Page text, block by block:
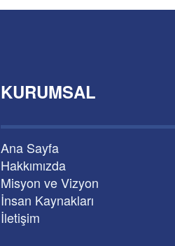
KURUMSAL
Ana Sayfa
Hakkımızda
Misyon ve Vizyon
İnsan Kaynakları
İletişim